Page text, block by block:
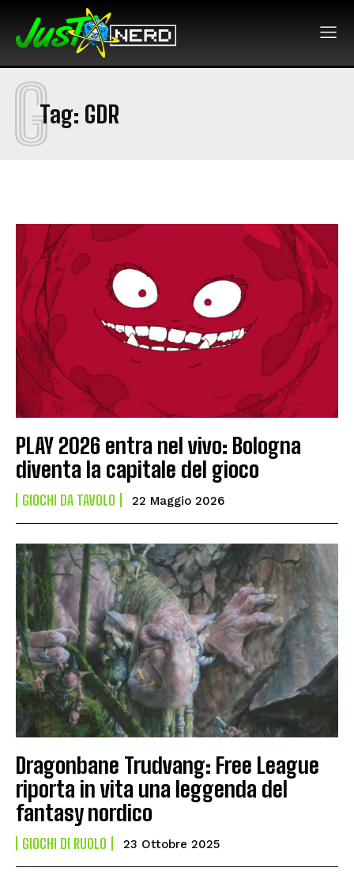
Tag: GDR
G
PLAY 2026 entra nel vivo: Bologna
diventa la capitale del gioco
GIOCHI DA TAVOLO 22 Maggio 2026
Dragonbane Trudvang: Free League
riporta in vita una leggenda del
fantasy nordico
GIOCHI DI RUOLO 23 Ottobre 2025